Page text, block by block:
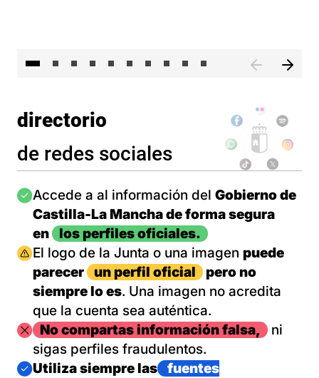
directorio
de redes sociales
Imagen
Accede a al información del Gobierno de
Castilla-La Mancha de forma segura
en
los perfiles oficiales.
Imagen
El logo de la Junta o una imagen puede
parecer
un perfil oficial
pero no
siempre lo es. Una imagen no acredita
que la cuenta sea auténtica.
ImagenNo compartas información falsa,
ni
sigas perfiles fraudulentos.
Imagen
Utiliza siempre las
fuentes